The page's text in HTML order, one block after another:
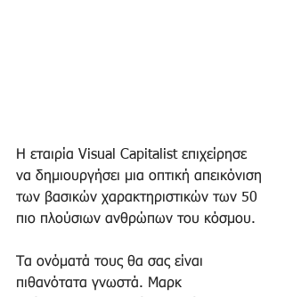
Η εταιρία Visual Capitalist επιχείρησε
να δημιουργήσει μια οπτική απεικόνιση
των βασικών χαρακτηριστικών των 50
πιο πλούσιων ανθρώπων του κόσμου.
Τα ονόματά τους θα σας είναι
πιθανότατα γνωστά. Μαρκ